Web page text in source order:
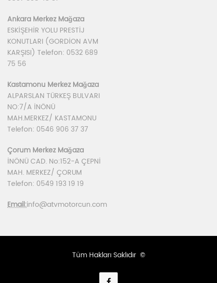
Ankara Merkez Mağaza
ESKİŞEHİR YOLU PRESTİJ
KONUTLARI (GORDİON AVM
KARŞISI) Telefon: 0532 689
75 56
Kastamonu Merkez Mağaza
ALPARSLAN TÜRKEŞ BULVARI
NO:7/A İNÖNÜ
MAH.MERKEZ/ KASTAMONU
Telefon: 0546 906 37 37
Çorum Merkez Mağaza
İNÖNÜ CAD. No:152-A ÇEPNİ
MAH. MERKEZ/ ÇORUM
Telefon: 0549 193 19 19
Email:info@atvmotorcun.com
Tüm Hakları Saklıdır ©